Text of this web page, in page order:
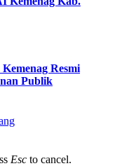
Resmi
Publik
Esc to cancel.